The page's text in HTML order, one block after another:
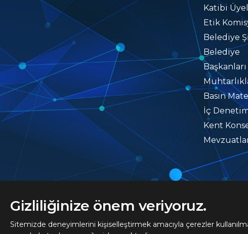
Katibi
Etik
Belediye
Belediye
Başkanları
Basın
İç
Kent
Gizliliğinize önem veriyoruz.
Sitemizde deneyimlerini kişiselleştirmek amacıyla çerezler